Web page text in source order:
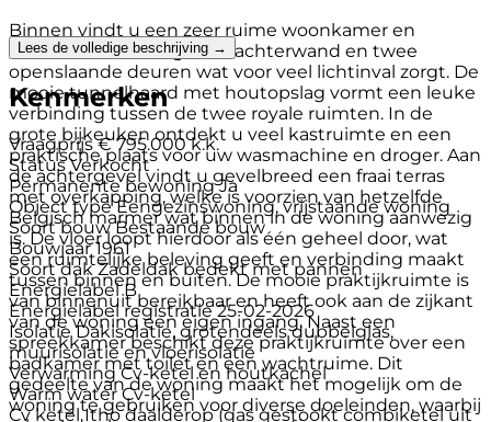
Binnen vindt u een zeer ruime woonkamer en
woonkeuken met glazen achterwand en twee
openslaande deuren wat voor veel lichtinval zorgt. De
mooie tunnelhaard met houtopslag vormt een leuke
verbinding tussen de twee royale ruimten. In de
grote bijkeuken ontdekt u veel kastruimte en een
praktische plaats voor uw wasmachine en droger. Aan
de achtergevel vindt u gevelbreed een fraai terras
met overkapping, welke is voorzien van hetzelfde
Belgisch marmer wat binnen in de woning aanwezig
is. De vloer loopt hierdoor als één geheel door, wat
een ruimtelijke beleving geeft en verbinding maakt
tussen binnen en buiten. De mooie praktijkruimte is
van binnenuit bereikbaar en heeft ook aan de zijkant
van de woning een eigen ingang. Naast een
spreekkamer beschikt deze praktijkruimte over een
badkamer met toilet en een wachtruime. Dit
gedeelte van de woning maakt het mogelijk om de
woning te gebruiken voor diverse doeleinden, waarbij
Lees de volledige beschrijving →
Kenmerken
Vraagprijs € 795.000 k.k.
Status Verkocht
Permanente bewoning Ja
Object type Eengezinswoning, vrijstaande woning
Soort bouw Bestaande bouw
Bouwjaar 1961
Soort dak Zadeldak bedekt met pannen
Energielabel B
Energielabel registratie 25-02-2026
Isolatie Dakisolatie, grotendeels dubbelglas,
muurisolatie en vloerisolatie
Verwarming Cv-ketel en houtkachel
Warm water Cv-ketel
Cv ketel Itho daalderop (gas gestookt combiketel uit